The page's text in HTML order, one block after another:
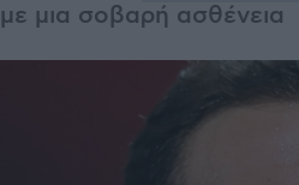
με μια σοβαρή ασθένεια